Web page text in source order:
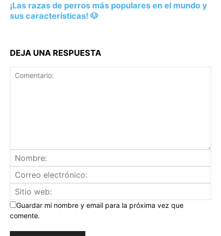
¡Las razas de perros más populares en el mundo y
sus características! 🐶
DEJA UNA RESPUESTA
Guardar mi nombre y email para la próxima vez que
comente.